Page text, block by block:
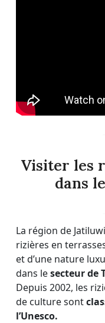
Visiter les
dans
La région de
rizières en
et d’une nature
dans lesecteur de
Depuis 2002, les
de culture sont
l’Unesco.